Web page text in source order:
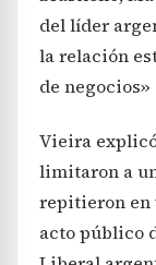
del líder
la relación
de
Vieira
limitaron a
repitieron en
acto público